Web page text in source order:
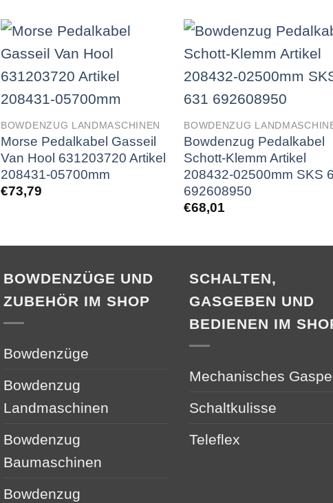
BOWDENZUG LANDMASCHINEN
Morse Pedalkabel Gasseil
Van Hool 631203720 Artikel
208431-05700mm
€73,79
BOWDENZUG
Bowdenzug Pedalkabel
Schott-Klemm Artikel
208432-02500mm SKS
692608950
€68,01
BOWDENZÜGE UND
ZUBEHÖR IM SHOP
Bowdenzüge
Bowdenzug
Landmaschinen
Bowdenzug
Baumaschinen
Bowdenzug
SCHALTEN,
GASGEBEN UND
BEDIENEN IM
Mechanisches
Schaltkulisse
Teleflex